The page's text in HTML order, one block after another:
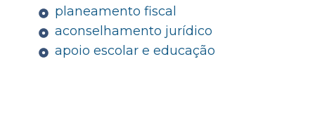
planeamento fiscal
aconselhamento jurídico
apoio escolar e educação